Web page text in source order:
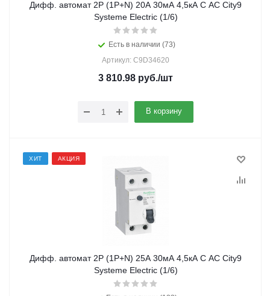
Дифф. автомат 2Р (1Р+N) 20А 30мА 4,5кА C АС City9
Systeme Electric (1/6)
Есть в наличии (73)
Артикул: C9D34620
3 810.98 руб./шт
В корзину
ХИТ АКЦИЯ
Дифф. автомат 2Р (1Р+N) 25А 30мА 4,5кА C АС City9
Systeme Electric (1/6)